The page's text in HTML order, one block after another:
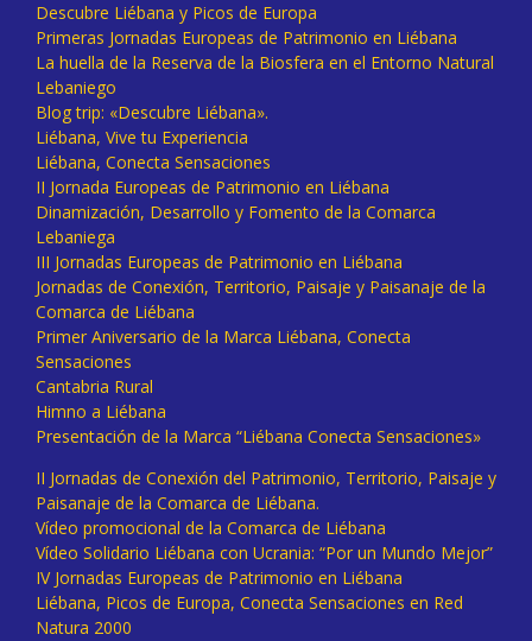
Descubre Liébana y Picos de Europa
Primeras Jornadas Europeas de Patrimonio en Liébana
La huella de la Reserva de la Biosfera en el Entorno Natural
Lebaniego
Blog trip: «Descubre Liébana».
Liébana, Vive tu Experiencia
Liébana, Conecta Sensaciones
II Jornada Europeas de Patrimonio en Liébana
Dinamización, Desarrollo y Fomento de la Comarca
Lebaniega
III Jornadas Europeas de Patrimonio en Liébana
Jornadas de Conexión, Territorio, Paisaje y Paisanaje de la
Comarca de Liébana
Primer Aniversario de la Marca Liébana, Conecta
Sensaciones
Cantabria Rural
Himno a Liébana
Presentación de la Marca “Liébana Conecta Sensaciones»
II Jornadas de Conexión del Patrimonio, Territorio, Paisaje y
Paisanaje de la Comarca de Liébana.
Vídeo promocional de la Comarca de Liébana
Vídeo Solidario Liébana con Ucrania: “Por un Mundo Mejor”
IV Jornadas Europeas de Patrimonio en Liébana
Liébana, Picos de Europa, Conecta Sensaciones en Red
Natura 2000